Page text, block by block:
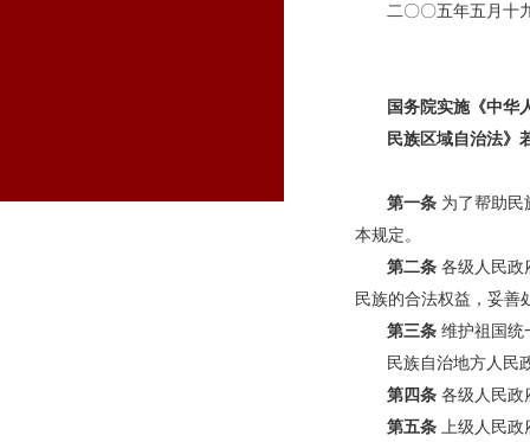
二〇〇五年
国务院实施《中华
民族区域自治法》
第一条 为了帮助民
本规定。
第二条 各级人民政
民族的合法权益，妥善
第三条 维护祖国统
民族自治地方人民
第四条 各级人民政
第五条 上级人民